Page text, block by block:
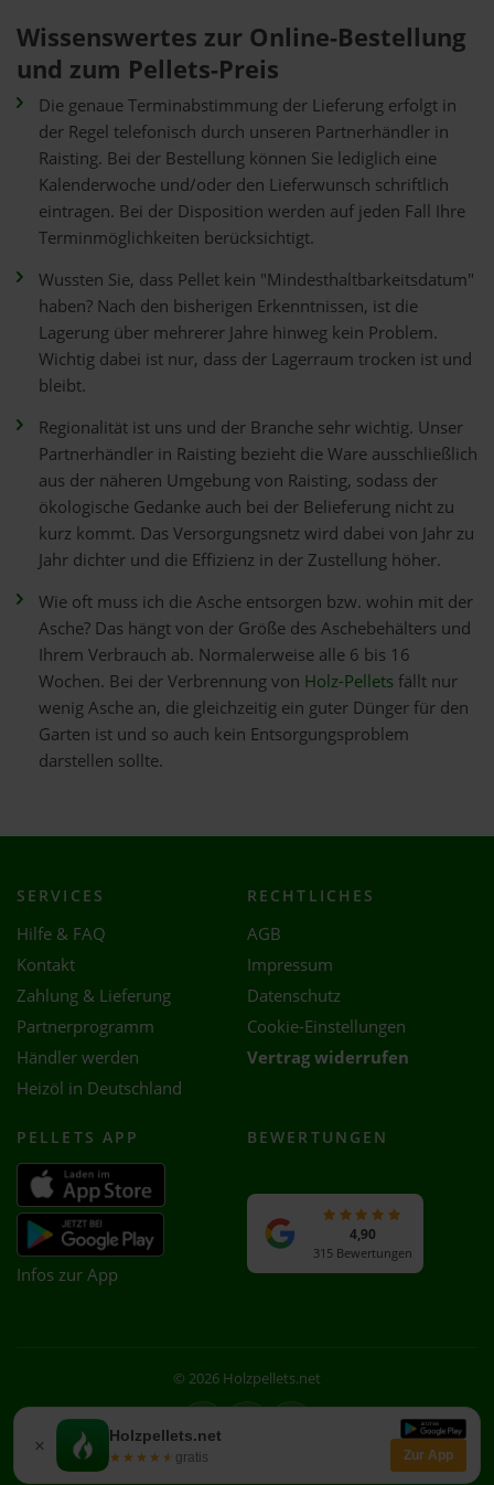
Wissenswertes zur Online-Bestellung
und zum Pellets-Preis
Die genaue Terminabstimmung der Lieferung erfolgt in
der Regel telefonisch durch unseren Partnerhändler in
Raisting. Bei der Bestellung können Sie lediglich eine
Kalenderwoche und/oder den Lieferwunsch schriftlich
eintragen. Bei der Disposition werden auf jeden Fall Ihre
Terminmöglichkeiten berücksichtigt.
Wussten Sie, dass Pellet kein "Mindesthaltbarkeitsdatum"
haben? Nach den bisherigen Erkenntnissen, ist die
Lagerung über mehrerer Jahre hinweg kein Problem.
Wichtig dabei ist nur, dass der Lagerraum trocken ist und
bleibt.
Regionalität ist uns und der Branche sehr wichtig. Unser
Partnerhändler in Raisting bezieht die Ware ausschließlich
aus der näheren Umgebung von Raisting, sodass der
ökologische Gedanke auch bei der Belieferung nicht zu
kurz kommt. Das Versorgungsnetz wird dabei von Jahr zu
Jahr dichter und die Effizienz in der Zustellung höher.
Wie oft muss ich die Asche entsorgen bzw. wohin mit der
Asche? Das hängt von der Größe des Aschebehälters und
Ihrem Verbrauch ab. Normalerweise alle 6 bis 16
Wochen. Bei der Verbrennung von Holz-Pelletsfällt nur
wenig Asche an, die gleichzeitig ein guter Dünger für den
Garten ist und so auch kein Entsorgungsproblem
darstellen sollte.
× Holzpellets.net
★★★★★
★★★★★ gratis Zur App
SERVICES
Hilfe & FAQ
Kontakt
Zahlung & Lieferung
Partnerprogramm
Händler werden
Heizöl in Deutschland
RECHTLICHES
AGB
Impressum
Datenschutz
Cookie-Einstellungen
Vertrag widerrufen
PELLETS APP
Infos zur App
BEWERTUNGEN
4,90
315 Bewertungen
© 2026 Holzpellets.net
Facebook